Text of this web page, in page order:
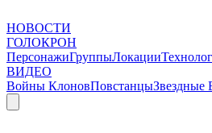
НОВОСТИ
ГОЛОКРОН
ПерсонажиГруппыЛокации
ВИДЕО
Войны КлоновПовстанцыЗвездные